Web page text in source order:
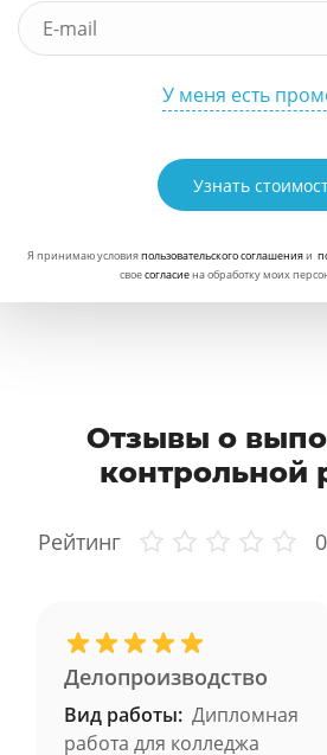
У меня есть
Узнать
Я принимаю условияпользовательского соглашенияи
своесогласиена обработку моих
Отзывы о
контрольной
Рейтинг 0
Делопроизводство
Вид работы: Дипломная
работа для колледжа